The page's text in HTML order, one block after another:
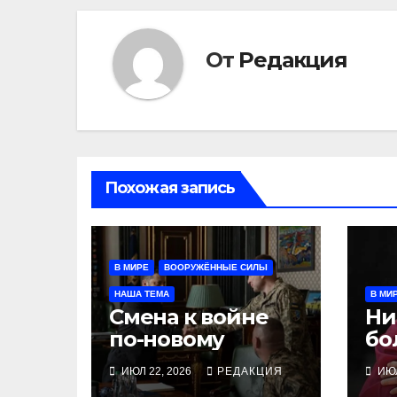
От Редакция
Похожая запись
В МИРЕ ВООРУЖЁННЫЕ СИЛЫ
НАША ТЕМА
Смена к войне
по-новому
ИЮЛ 22, 2026 РЕДАКЦИЯ
В